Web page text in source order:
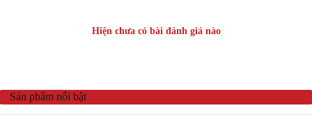
Hiện chưa có bài đánh giá nào
Sản phẩm nổi bật